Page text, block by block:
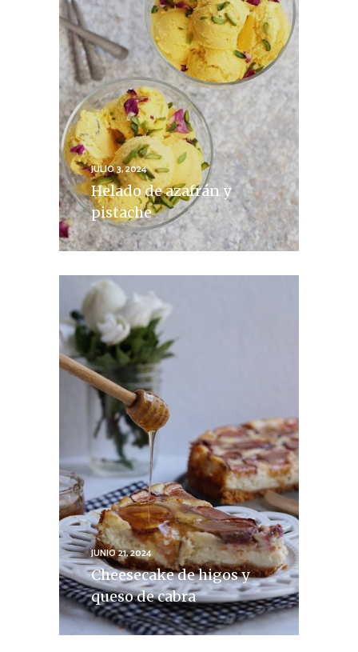
JULIO 3, 2024
Helado de azafrán y
pistache
JUNIO 21, 2024
Cheesecake de higos y
queso de cabra